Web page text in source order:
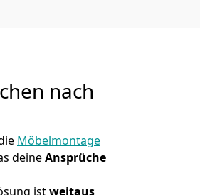
nach
Möbelmontage
deineAnsprüche
istweitaus